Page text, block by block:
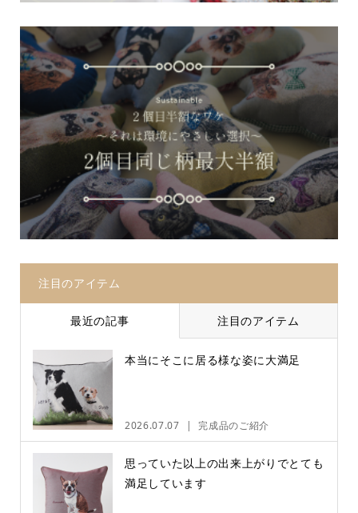
注目のアイテム
最近の記事 注目のアイテム
本当にそこに居る様な姿に大満足
2026.07.07 完成品のご紹介
思っていた以上の出来上がりでとても
満足しています